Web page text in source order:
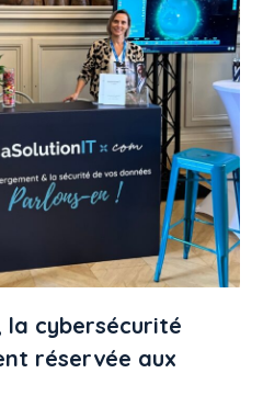
la cybersécurité
réservée aux